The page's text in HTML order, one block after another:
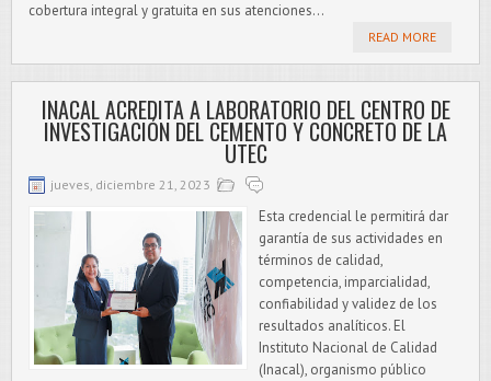
cobertura integral y gratuita en sus atenciones...
READ MORE
INACAL ACREDITA A LABORATORIO DEL CENTRO DE
INVESTIGACIÓN DEL CEMENTO Y CONCRETO DE LA
UTEC
jueves, diciembre 21, 2023
Esta credencial le permitirá dar
garantía de sus actividades en
términos de calidad,
competencia, imparcialidad,
confiabilidad y validez de los
resultados analíticos. El
Instituto Nacional de Calidad
(Inacal), organismo público